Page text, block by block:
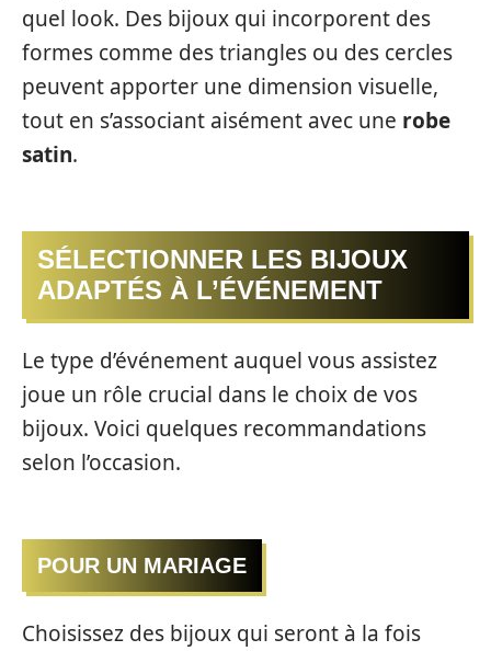
quel look. Des bijoux qui incorporent des
formes comme des triangles ou des cercles
peuvent apporter une dimension visuelle,
tout en s’associant aisément avec une robe
satin.
SÉLECTIONNER LES BIJOUX
ADAPTÉS À L’ÉVÉNEMENT
Le type d’événement auquel vous assistez
joue un rôle crucial dans le choix de vos
bijoux. Voici quelques recommandations
selon l’occasion.
POUR UN MARIAGE
Choisissez des bijoux qui seront à la fois